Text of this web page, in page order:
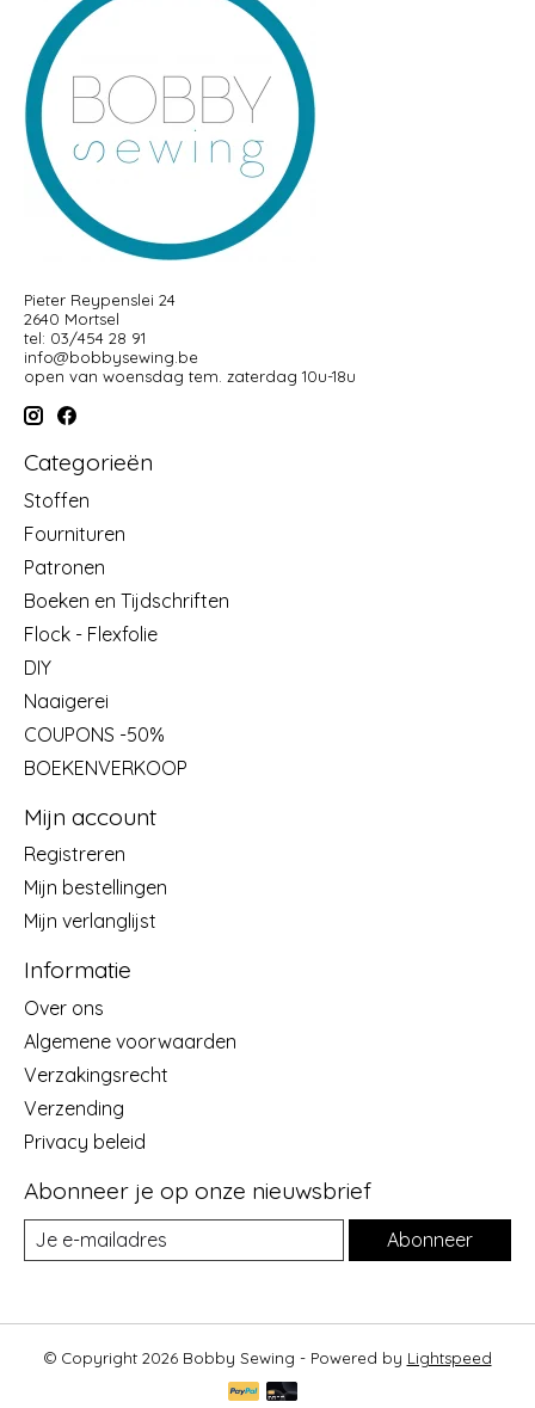
Pieter Reypenslei 24
2640 Mortsel
tel: 03/454 28 91
info@bobbysewing.be
open van woensdag tem. zaterdag 10u-18u
Categorieën
Stoffen
Fournituren
Patronen
Boeken en Tijdschriften
Flock - Flexfolie
DIY
Naaigerei
COUPONS -50%
BOEKENVERKOOP
Mijn account
Registreren
Mijn bestellingen
Mijn verlanglijst
Informatie
Over ons
Algemene voorwaarden
Verzakingsrecht
Verzending
Privacy beleid
Abonneer je op onze nieuwsbrief
Abonneer
© Copyright 2026 Bobby Sewing - Powered by Lightspeed